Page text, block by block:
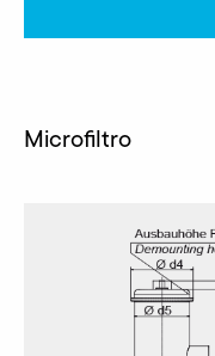
Microfiltro